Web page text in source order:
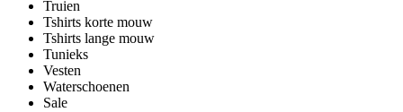
Truien
Tshirts korte mouw
Tshirts lange mouw
Tunieks
Vesten
Waterschoenen
Sale